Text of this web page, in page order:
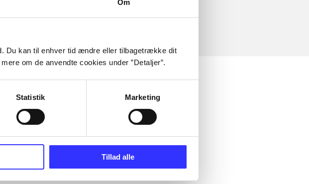
Om
Du kan til enhver tid ændre eller tilbagetrække dit
om de anvendte cookies under ”Detaljer”.
Statistik Marketing
Tillad alle